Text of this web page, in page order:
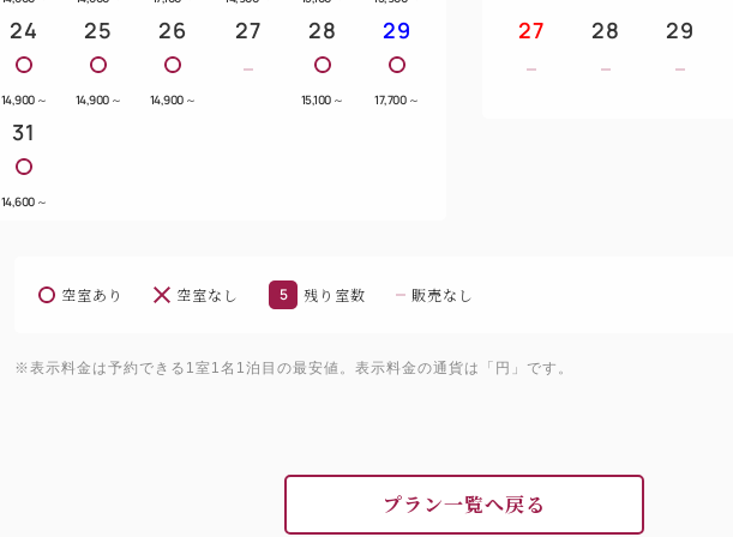
24
14,900 ～
25
14,900 ～
26
14,900 ～
27 28
15,100 ～
29
17,700 ～
31
14,600 ～
27 28 29
空室あり 空室なし 5 残り室数 販売なし
※表示料金は予約できる1室1名1泊目の最安値。表示料金の通貨は「円」です。
プラン一覧へ戻る